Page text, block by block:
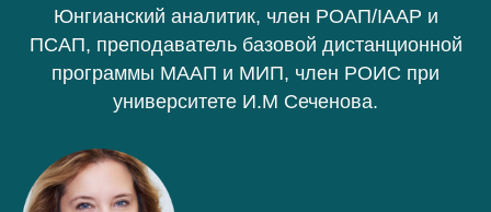
Юнгианский аналитик, член РОАП/IAAP и
ПСАП, преподаватель базовой дистанционной
программы МААП и МИП, член РОИС при
университете И.М Сеченова.